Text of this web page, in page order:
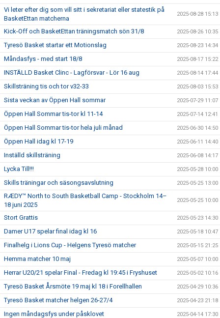
Vi leter efter dig som vill sitt i sekretariat eller statestik på
BasketEttan matcherna
2025-08-28 15:13
Kick-Off och BasketEttan träningsmatch sön 31/8 2025-08-26 10:35
Tyresö Basket startar ett Motionslag 2025-08-23 14:34
Måndasfys - med start 18/8 2025-08-17 15:22
INSTÄLLD Basket Clinc - Lagförsvar - Lör 16 aug 2025-08-14 17:44
Skillsträning tis och tor v32-33 2025-08-03 15:53
Sista veckan av Öppen Hall sommar 2025-07-29 11:07
Öppen Hall Sommar tis-tor kl 11-14 2025-07-14 12:41
Öppen Hall Sommar tis-tor hela juli månad 2025-06-30 14:50
Öppen Hall idag kl 17-19 2025-06-11 14:40
Inställd skillsträning 2025-06-08 14:17
Lycka Till!!! 2025-05-28 10:00
Skills träningar och säsongsavslutning 2025-05-25 13:00
RÆDY™ North to South Basketball Camp - Stockholm 14–
18 juni 2025
2025-05-25 10:00
Stort Grattis 2025-05-23 14:30
Damer U17 spelar final idag kl 16 2025-05-18 10:47
Finalhelg i Lions Cup - Helgens Tyresö matcher 2025-05-15 21:25
Hemma matcher 10 maj 2025-05-07 10:00
Herrar U20/21 spelar Final - Fredag kl 19:45 i Fryshuset 2025-05-02 10:16
Tyresö Basket Årsmöte 19 maj kl 18 i Forellhallen 2025-04-29 10:36
Tyresö Basket matcher helgen 26-27/4 2025-04-23 21:18
Ingen måndagsfys under påsklovet 2025-04-14 17:30